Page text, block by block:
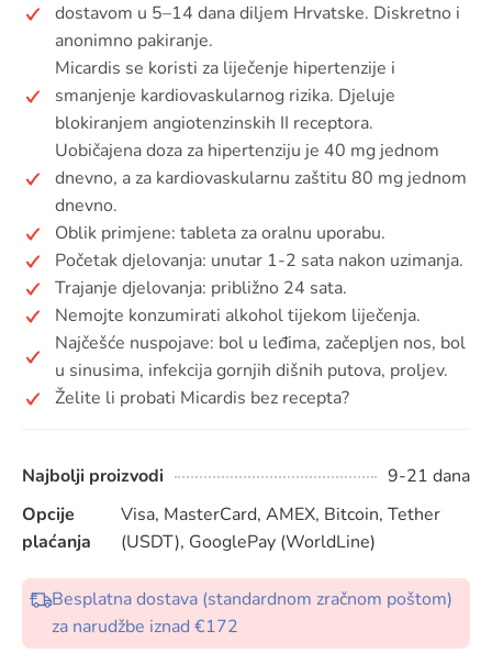
dostavom u 5–14 dana diljem Hrvatske. Diskretno i
anonimno pakiranje.
Micardis se koristi za liječenje hipertenzije i
smanjenje kardiovaskularnog rizika. Djeluje
blokiranjem angiotenzinskih II receptora.
Uobičajena doza za hipertenziju je 40 mg jednom
dnevno, a za kardiovaskularnu zaštitu 80 mg jednom
dnevno.
Oblik primjene: tableta za oralnu uporabu.
Početak djelovanja: unutar 1-2 sata nakon uzimanja.
Trajanje djelovanja: približno 24 sata.
Nemojte konzumirati alkohol tijekom liječenja.
Najčešće nuspojave: bol u leđima, začepljen nos, bol
u sinusima, infekcija gornjih dišnih putova, proljev.
Želite li probati Micardis bez recepta?
Najbolji proizvodi
9-21 dana
Opcije
plaćanja
Visa, MasterCard, AMEX, Bitcoin, Tether
(USDT), GooglePay (WorldLine)
Besplatna dostava (standardnom zračnom poštom)
za narudžbe iznad €172